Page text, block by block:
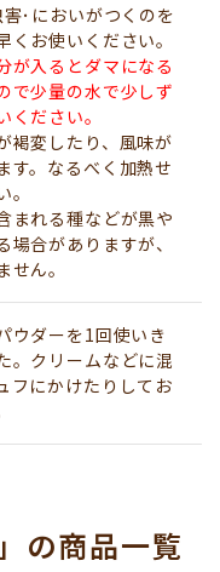
･においがつくのを
お使いください。
が入るとダマになる
で少量の水で少しず
ださい。
褐変したり、風味が
す。なるべく加熱せ
まれる種などが黒や
合がありますが、
ん。
ウダーを1回使いき
。クリームなどに混
フにかけたりしてお
の商品一覧